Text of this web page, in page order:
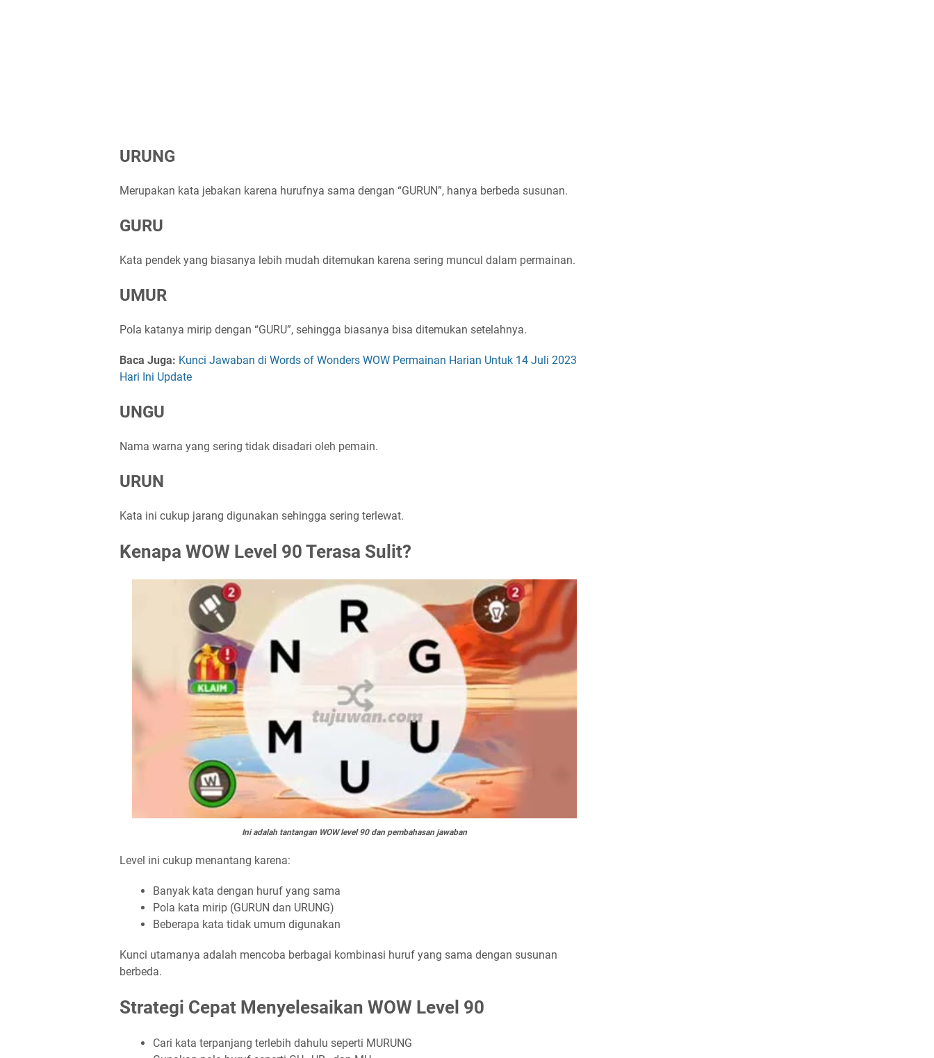
URUNG
Merupakan kata jebakan karena hurufnya sama dengan “GURUN”, hanya berbeda susunan.
GURU
Kata pendek yang biasanya lebih mudah ditemukan karena sering muncul dalam permainan.
UMUR
Pola katanya mirip dengan “GURU”, sehingga biasanya bisa ditemukan setelahnya.
Baca Juga: Kunci Jawaban di Words of Wonders WOW Permainan Harian Untuk 14 Juli 2023
Hari Ini Update
UNGU
Nama warna yang sering tidak disadari oleh pemain.
URUN
Kata ini cukup jarang digunakan sehingga sering terlewat.
Kenapa WOW Level 90 Terasa Sulit?
Ini adalah tantangan WOW level 90 dan pembahasan jawaban
Level ini cukup menantang karena:
Banyak kata dengan huruf yang sama
Pola kata mirip (GURUN dan URUNG)
Beberapa kata tidak umum digunakan
Kunci utamanya adalah mencoba berbagai kombinasi huruf yang sama dengan susunan
berbeda.
Strategi Cepat Menyelesaikan WOW Level 90
Cari kata terpanjang terlebih dahulu seperti MURUNG